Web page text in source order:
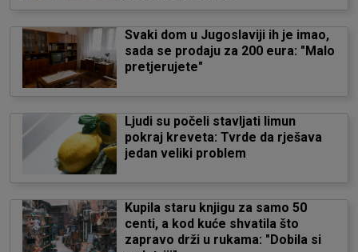
Svaki dom u Jugoslaviji ih je imao,
sada se prodaju za 200 eura: "Malo
pretjerujete"
Ljudi su počeli stavljati limun
pokraj kreveta: Tvrde da rješava
jedan veliki problem
Kupila staru knjigu za samo 50
centi, a kod kuće shvatila što
zapravo drži u rukama: "Dobila si